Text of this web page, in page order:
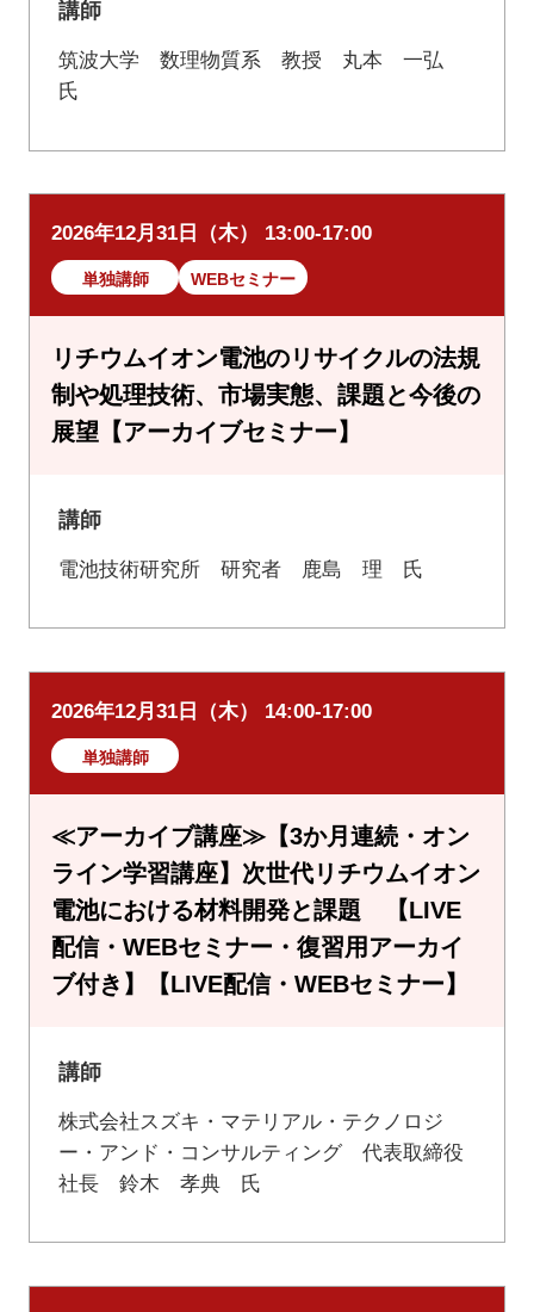
講師
筑波大学 数理物質系 教授 丸本 一弘
氏
2026年12月31日（木） 13:00-17:00
単独講師 WEBセミナー
リチウムイオン電池のリサイクルの法規
制や処理技術、市場実態、課題と今後の
展望【アーカイブセミナー】
講師
電池技術研究所 研究者 鹿島 理 氏
2026年12月31日（木） 14:00-17:00
単独講師
≪アーカイブ講座≫【3か月連続・オン
ライン学習講座】次世代リチウムイオン
電池における材料開発と課題 【LIVE
配信・WEBセミナー・復習用アーカイ
ブ付き】【LIVE配信・WEBセミナー】
講師
株式会社スズキ・マテリアル・テクノロジ
ー・アンド・コンサルティング 代表取締役
社長 鈴木 孝典 氏